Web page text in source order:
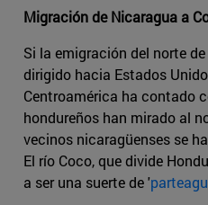
Migración de Nicaragua a
Si la emigración del norte
dirigido hacia Estados
Centroamérica ha contado
hondureños han mirado al
vecinos nicaragüenses se
El río Coco, que divide
a ser una suerte de '